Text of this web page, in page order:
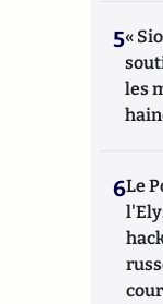
5«
les
6Le